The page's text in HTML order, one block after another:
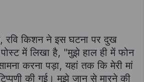
रवि किशन ने इस घटना पर दुख
में लिखा है, "मुझे हाल ही में फोन
करना पड़ा, यहां तक कि मेरी मां
की गई। मुझे जान से मारने की